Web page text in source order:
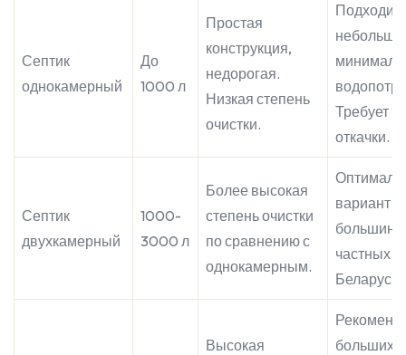
Септик
однокамерный
До
1000 л
Простая
конструкция,
недорогая.
Низкая степень
очистки.
Подходит
Требует
откачки.
Септик
двухкамерный
1000-
3000 л
Более высокая
степень очистки
по сравнению с
однокамерным.
вариант
частных
Беларуси.
Высокая
больших